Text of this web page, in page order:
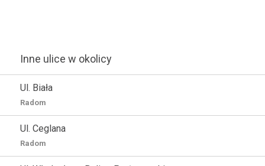
Inne ulice w okolicy
Ul. Biała
Radom
Ul. Ceglana
Radom